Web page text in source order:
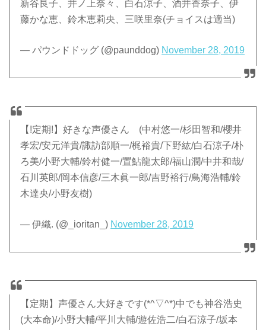
新谷良子、井ノ上奈々、白石涼子、酒井香奈子、伊
藤かな恵、鈴木恵莉央、三咲里奈(チョイスは適当)
— パウンドドッグ (@paunddog) November 28, 2019
【!定期!】好きな声優さん (中村悠一/杉田智和/櫻井
孝宏/安元洋貴/諏訪部順一/梶裕貴/下野紘/白石涼子/朴
ろ美/小野大輔/鈴村健一/置鮎龍太郎/福山潤/中井和哉/
石川英郎/岡本信彦/三木眞一郎/吉野裕行/鳥海浩輔/鈴
木達央/小野友樹)
— 伊織. (@_ioritan_) November 28, 2019
【定期】声優さん大好きです(*^▽^*)中でも神谷浩史
(大本命)/小野大輔/平川大輔/遊佐浩二/白石涼子/坂本